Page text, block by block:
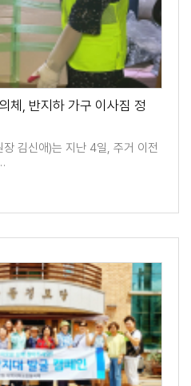
체, 반지하 가구 이사짐 정
김신애)는 지난 4일, 주거 이전